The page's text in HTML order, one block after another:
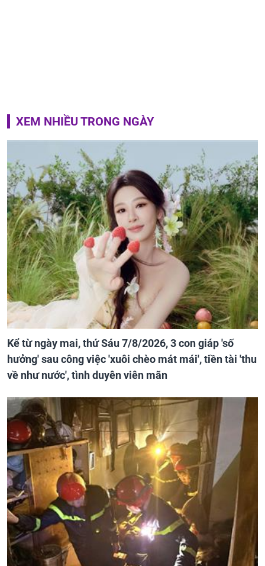
XEM NHIỀU TRONG NGÀY
Kể từ ngày mai, thứ Sáu 7/8/2026, 3 con giáp 'số
hưởng' sau công việc 'xuôi chèo mát mái', tiền tài 'thu
về như nước', tình duyên viên mãn